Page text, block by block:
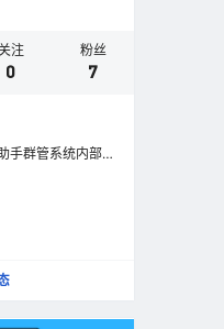
注
0
粉丝
7
手群管系统内部